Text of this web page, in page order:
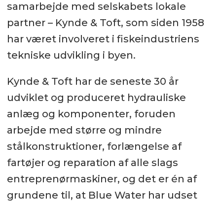
samarbejde med selskabets lokale
partner – Kynde & Toft, som siden 1958
har været involveret i fiskeindustriens
tekniske udvikling i byen.
Kynde & Toft har de seneste 30 år
udviklet og produceret hydrauliske
anlæg og komponenter, foruden
arbejde med større og mindre
stålkonstruktioner, forlængelse af
fartøjer og reparation af alle slags
entreprenørmaskiner, og det er én af
grundene til, at Blue Water har udset